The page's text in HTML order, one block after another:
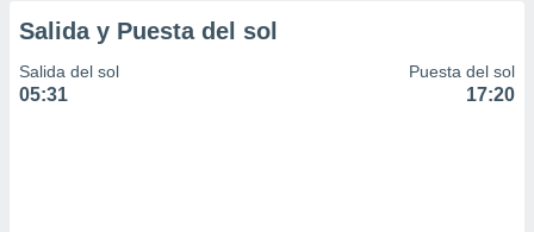
Salida y Puesta del sol
Salida del sol
05:31
Puesta del sol
17:20